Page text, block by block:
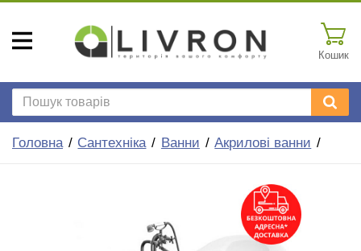
Кошик
Головна Сантехніка Ванни Акрилові ванни